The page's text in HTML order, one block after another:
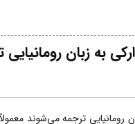
به زبان رومانیایی
رومانیایی ترجمه می‌شوند